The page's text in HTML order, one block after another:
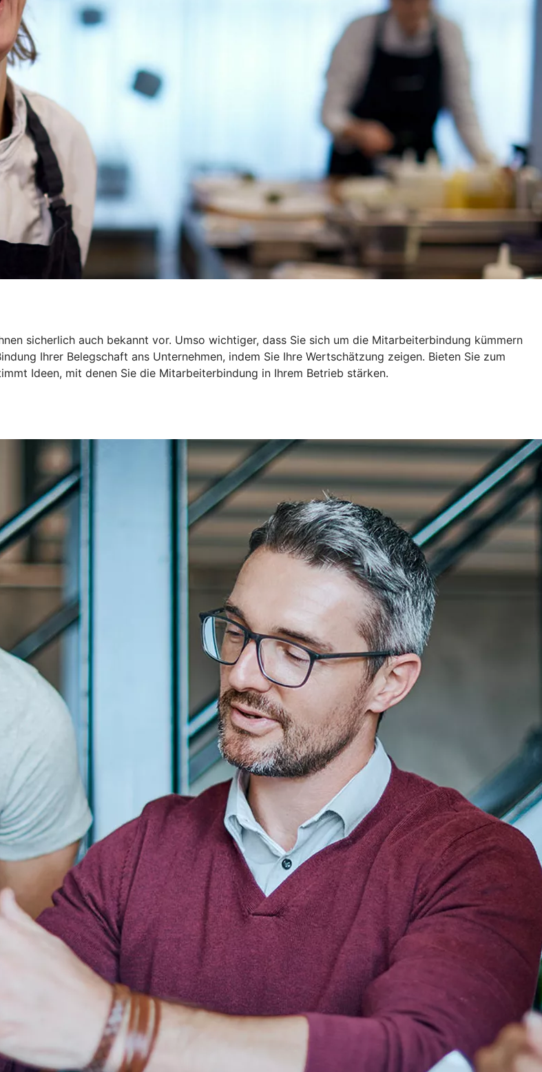
sicherlich auch bekannt vor. Umso wichtiger, dass Sie sich um die Mitarbeiterbindung kümmern
Ihrer Belegschaft ans Unternehmen, indem Sie Ihre Wertschätzung zeigen. Bieten Sie zum
Ideen, mit denen Sie die Mitarbeiterbindung in Ihrem Betrieb stärken.